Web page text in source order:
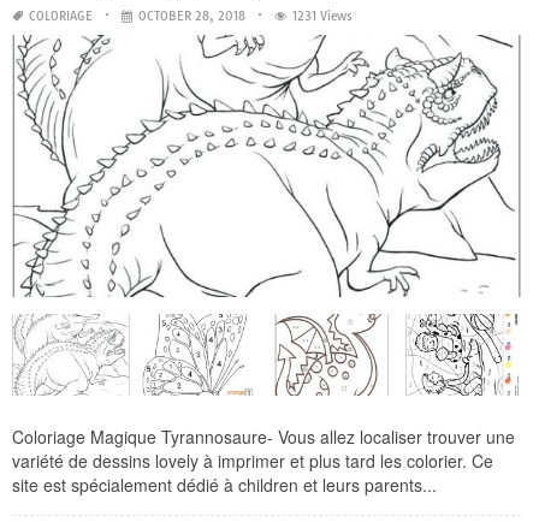
COLORIAGE OCTOBER 28, 2018 1231 Views
Coloriage Magique Tyrannosaure- Vous allez localiser trouver une
variété de dessins lovely à imprimer et plus tard les colorier. Ce
site est spécialement dédié à children et leurs parents...